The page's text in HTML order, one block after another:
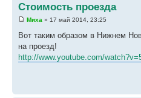
Стоимость проезда
Миха » 17 май 2014, 23:25
Вот таким образом в Нижнем
на проезд!
http://www.youtube.com/